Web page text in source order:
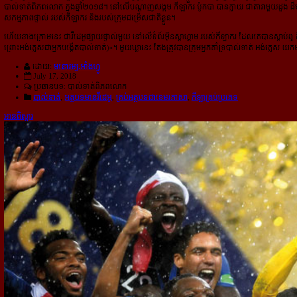
បាល់ទាត់ពិភពលោក ក្នុងឆ្នាំ២០១៨។ នៅលើបណ្ដាញសង្គម កីឡាករ ប៉ូកបា បានក្លាយ ជាតារាមួយដួង ដ៏
សកម្មភាពផ្ទាល់ របស់កីឡាករ និងរបស់ក្រុមជម្រើសជាតិ​ខ្លួន។
ហើយខាងក្រោមនេះ ជាវីដេអូផ្សាយផ្ទាល់មួយ នៅលើទំព័រអ៊ិនស្ដាហ្គាម របស់កីឡាករ ដែលគេបានស្ដា
ព្រោះអង់គ្លេសជាអ្នកបង្កើតបាល់ទាត់)»។ មួយឃ្លានេះ តែងត្រូវបានក្រុមអ្នកគាំទ្រ​បាល់ទាត់ អង់គ្លេស យ
ដោយ: មនោរម្យ.អាំងហ្វូ
July 17, 2018
ប្រធានបទ: បាល់ទាត់​ពិភពលោក
បាល់ទាត់, អត្ថបទមានវីដេអូ, គ្រប់អត្ថបទជាខេមរភាសា, កីឡាគ្រប់ប្រភេទ
អានពិស្ដារ